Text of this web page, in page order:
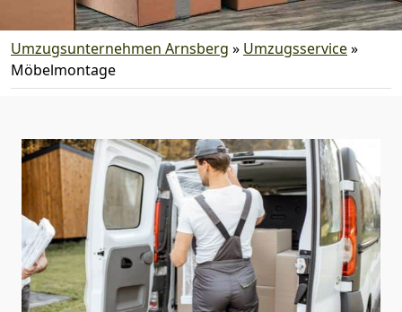
Umzugsunternehmen Arnsberg » Umzugsservice»
Möbelmontage